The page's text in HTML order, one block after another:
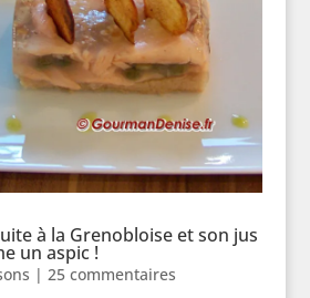
à la Grenobloise et son jus
un aspic !
| 25 commentaires